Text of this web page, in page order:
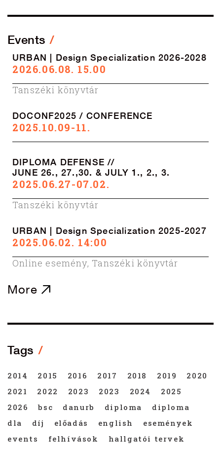
Events
URBAN | Design Specialization 2026-2028
2026.06.08. 15.00
Tanszéki könyvtár
DOCONF2025 / CONFERENCE
2025.10.09-11.
DIPLOMA DEFENSE //
JUNE 26., 27.,30. & JULY 1., 2., 3.
2025.06.27-07.02.
Tanszéki könyvtár
URBAN | Design Specialization 2025-2027
2025.06.02. 14:00
Online esemény, Tanszéki könyvtár
More
Tags
2014 2015 2016 2017 2018 2019
2020
2021
2022 2023 2023 2024
2025
2026
bsc danurb diploma
diploma
dla
díj előadás english
események
events
felhívások hallgatói tervek